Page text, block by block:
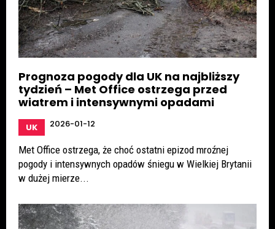
Prognoza pogody dla UK na najbliższy
tydzień – Met Office ostrzega przed
wiatrem i intensywnymi opadami
UK 2026-01-12
Met Office ostrzega, że choć ostatni epizod mroźnej
pogody i intensywnych opadów śniegu w Wielkiej Brytanii
w dużej mierze...